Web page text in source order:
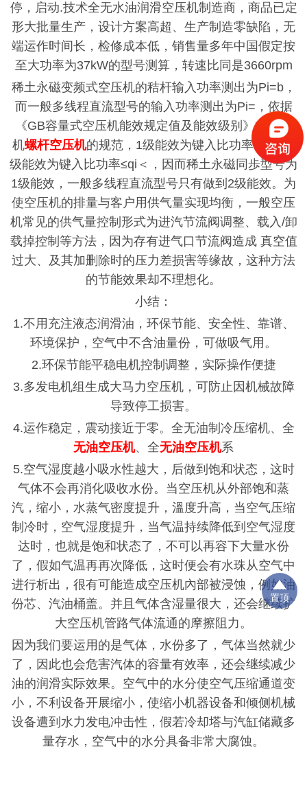
停，启动.技术全无水油润滑空压机制造商，商品已定
形大批量生产，设计方案高超、生产制造零缺陷，无
端运作时间长，检修成本低，销售量多年中国假定按
至大功率为37kW的型号测算，转速比同是3660rpm
稀土永磁变频式空压机的秸杆输入功率测出为Pi=b，
而一般多线程直流型号的输入功率测出为Pi=，依据
《GB容量式空压机能效规定值及能效级别》中挤出
机螺杆空压机的规范，1级能效为键入比功率qi＜，2
级能效为键入比功率≤qi＜，因而稀土永磁同歩型号为
1级能效，一般多线程直流型号只有做到2级能效。为
使空压机的排量与客户用供气量实现均衡，一般空压
机常见的供气量控制形式为进汽节流阀调整、载入/卸
载掉控制等方法，因为存有进气口节流阀造成 真空值
过大、及其加删除时的压力差损害等缘故，这种方法
的节能效果却不理想化。
小结：
1.不用充注液态润滑油，环保节能、安全性、靠谱、
环境保护，空气中不含油量份，可做吸气用。
2.环保节能平稳电机控制调整，实际操作便捷
3.多发电机组生成大马力空压机，可防止因机械故障
导致停工损害。
4.运作稳定，震动接近于零。全无油制冷压缩机、全
无油空压机、全无油空压机系
5.空气湿度越小吸水性越大，后做到饱和状态，这时
气体不会再消化吸收水份。当空压机从外部饱和蒸
汽，缩小，水蒸气密度提升，溫度升高，当空气压缩
制冷时，空气湿度提升，当气温持续降低到空气湿度
达时，也就是饱和状态了，不可以再容下大量水份
了，假如气温再再次降低，这时便会有水珠从空气中
进行析出，很有可能造成空压机內部被浸蚀，例如油
份芯、汽油桶盖。并且气体含湿量很大，还会继续扩
大空压机管路气体流通的摩擦阻力。
因为我们要运用的是气体，水份多了，气体当然就少
了，因此也会危害汽体的容量有效率，还会继续减少
油的润滑实际效果。空气中的水分使空气压缩通道变
小，不利设备开展缩小，使缩小机器设备和倾侧机械
设备遭到水力发电冲击性，假若冷却塔与汽缸储藏多
量存水，空气中的水分具备非常大腐蚀。
置顶